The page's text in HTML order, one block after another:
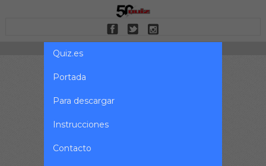
Quiz.es
Portada
Para descargar
Instrucciones
Contacto